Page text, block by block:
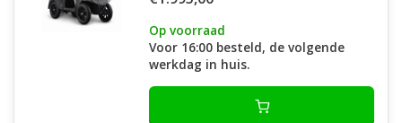
Op voorraad
Voor 16:00 besteld, de volgende
werkdag in huis.